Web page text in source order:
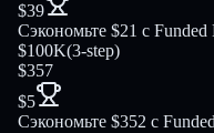
$39
Сэкономьте $21 с Funded
$100K(3-step)
$357
$5
Сэкономьте $352 с